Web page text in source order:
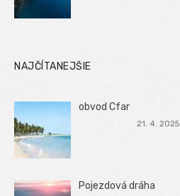
NAJČÍTANEJŠIE
obvod Cfar
21. 4. 2025
Pojezdová dráha